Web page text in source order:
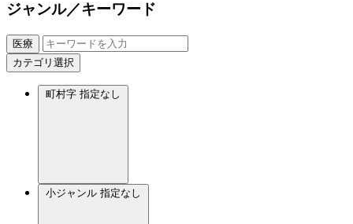
ジャンル／キーワード
医療
カテゴリ選択
町村字 指定なし
小ジャンル 指定なし